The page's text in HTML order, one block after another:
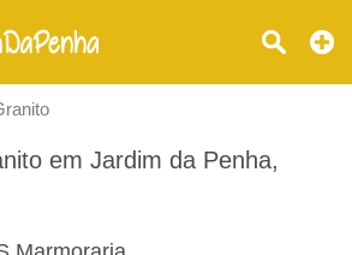
em Jardim da Penha,